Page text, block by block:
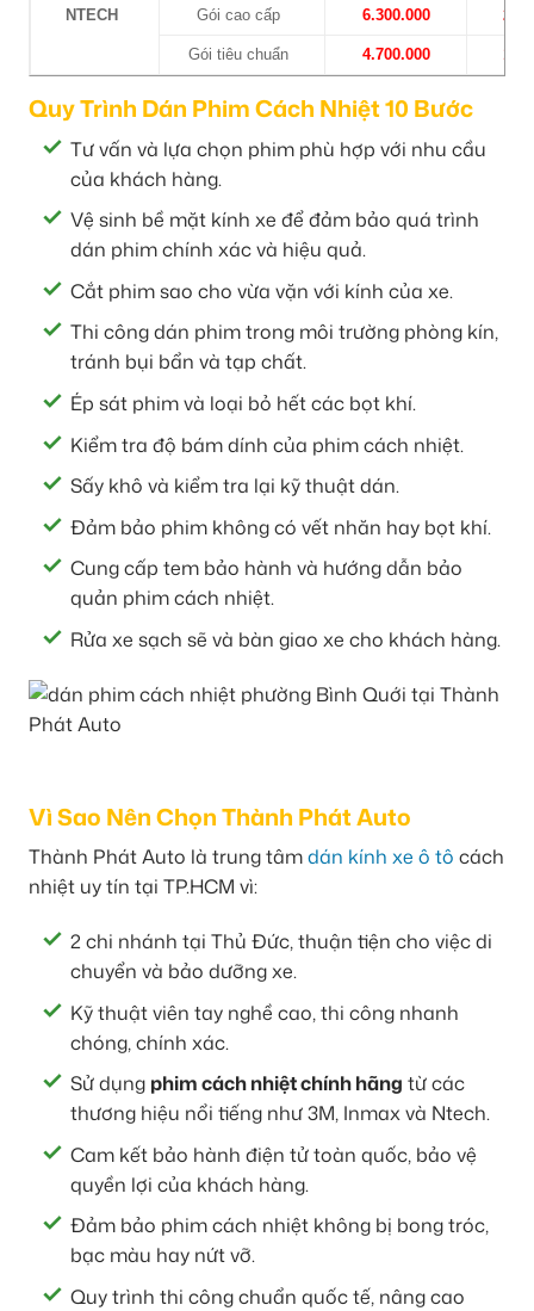
NTECH Gói cao cấp 6.300.000
Gói tiêu chuẩn 4.700.000
Quy Trình Dán Phim Cách Nhiệt 10 Bước
Tư vấn và lựa chọn phim phù hợp với nhu cầu
của khách hàng.
Vệ sinh bề mặt kính xe để đảm bảo quá trình
dán phim chính xác và hiệu quả.
Cắt phim sao cho vừa vặn với kính của xe.
Thi công dán phim trong môi trường phòng kín,
tránh bụi bẩn và tạp chất.
Ép sát phim và loại bỏ hết các bọt khí.
Kiểm tra độ bám dính của phim cách nhiệt.
Sấy khô và kiểm tra lại kỹ thuật dán.
Đảm bảo phim không có vết nhăn hay bọt khí.
Cung cấp tem bảo hành và hướng dẫn bảo
quản phim cách nhiệt.
Rửa xe sạch sẽ và bàn giao xe cho khách hàng.
Vì Sao Nên Chọn Thành Phát Auto
Thành Phát Auto là trung tâmdán kính xe ô tô cách
nhiệt uy tín tại TP.HCM vì:
2 chi nhánh tại Thủ Đức, thuận tiện cho việc di
chuyển và bảo dưỡng xe.
Kỹ thuật viên tay nghề cao, thi công nhanh
chóng, chính xác.
Sử dụng phim cách nhiệt chính hãng từ các
thương hiệu nổi tiếng như 3M, Inmax và Ntech.
Cam kết bảo hành điện tử toàn quốc, bảo vệ
quyền lợi của khách hàng.
Đảm bảo phim cách nhiệt không bị bong tróc,
bạc màu hay nứt vỡ.
Quy trình thi công chuẩn quốc tế, nâng cao